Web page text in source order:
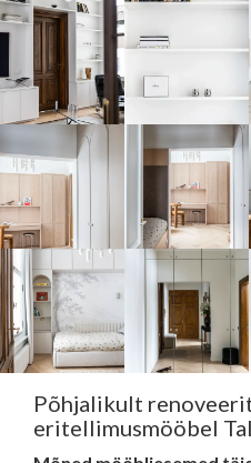
Põhjalikult
eritellimusmööbel